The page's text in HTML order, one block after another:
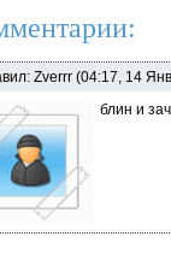
Zverrr (04:17, 14
блин и